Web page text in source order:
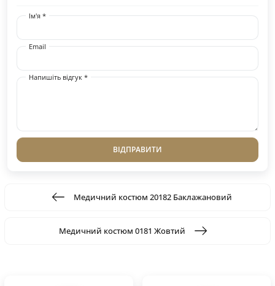
Ім'я *
Email
Напишіть відгук *
ВІДПРАВИТИ
Медичний костюм 20182 Баклажановий
Медичний костюм 0181 Жовтий